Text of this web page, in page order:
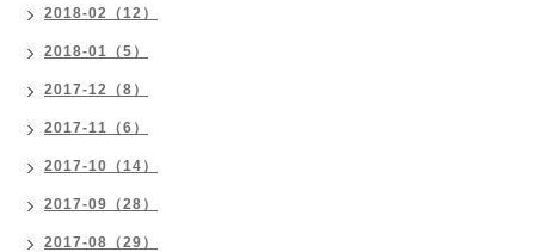
2018-02（12）
2018-01（5）
2017-12（8）
2017-11（6）
2017-10（14）
2017-09（28）
2017-08（29）